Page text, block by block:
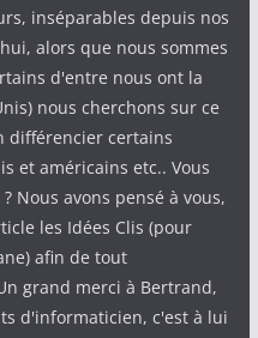
inséparables depuis nos
alors que nous sommes
d'entre nous ont la
nous cherchons sur ce
différencier certains
et américains etc.. Vous
Nous avons pensé à vous,
les Idées Clis (pour
afin de tout
grand merci à Bertrand,
d'informaticien, c'est à lui